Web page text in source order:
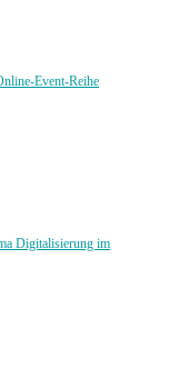
Event-Reihe
Digitalisierung im